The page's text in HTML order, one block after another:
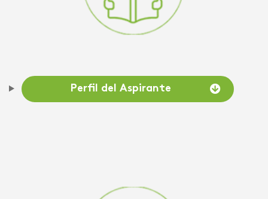
Perfil del Aspirante